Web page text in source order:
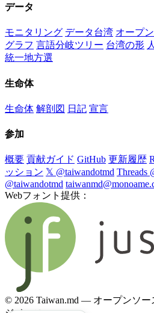
データ
モニタリング データ台湾 オープ
グラフ 言語分岐ツリー 台湾の形
統一地方選
生命体
生命体 解剖図 日記 宣言
参加
概要 貢献ガイド GitHub 更新履歴
ッション 𝕏 @taiwandotmd Threads
@taiwandotmd
Webフォント提供：
© 2026 Taiwan.md — オープンソ